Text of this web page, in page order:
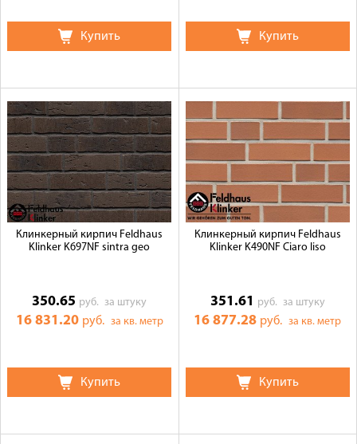
Купить Купить
Клинкерный кирпич Feldhaus
Klinker K697NF sintra geo
350.65 руб.за штуку
16 831.20 руб. за кв. метр
Купить
Клинкерный кирпич Feldhaus
Klinker K490NF Ciaro liso
351.61 руб. за штуку
16 877.28 руб.за кв. метр
Купить